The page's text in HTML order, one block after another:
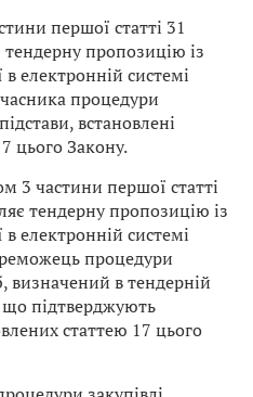
першої статті 31
пропозицію із
електронній системі
процедури
встановлені
цього Закону.
3 частини першої статті
тендерну пропозицію із
електронній системі
процедури
визначений в тендерній
підтверджують
статтею 17 цього